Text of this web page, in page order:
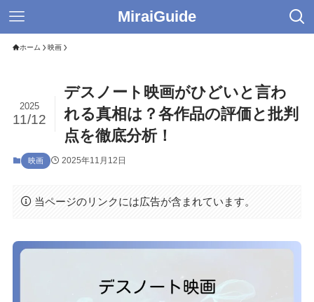
MiraiGuide
ホーム 映画
デスノート映画がひどいと言わ
れる真相は？各作品の評価と批判
点を徹底分析！
2025
11/12
映画 2025年11月12日
当ページのリンクには広告が含まれています。